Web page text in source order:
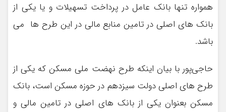
همواره تنها بانک عامل در پرداخت تسهیلات و یا یکی از
بانک های اصلی در تامین منابع مالی در این طرح ها مي
باشد.
حاجی‌پور با بیان اینکه طرح نهضت ملی مسکن که یکی از
طرح های اصلی دولت سیزدهم در حوزه مسکن است، بانک
مسکن بعنوان یکی از بانک های اصلی در تامین مالی و